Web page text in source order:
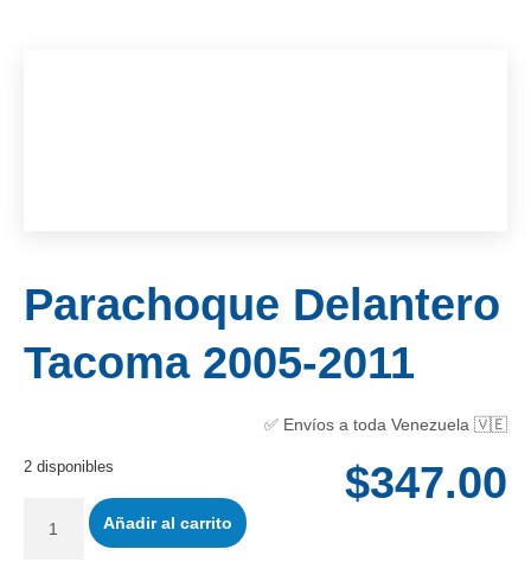
Parachoque Delantero
Tacoma 2005-2011
✅ Envíos a toda Venezuela 🇻🇪
$347.00
2 disponibles
Añadir al carrito